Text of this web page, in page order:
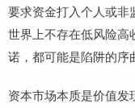
要求资金打入个人或非
世界上不存在低风险高
诺，都可能是陷阱的序
资本市场本质是价值